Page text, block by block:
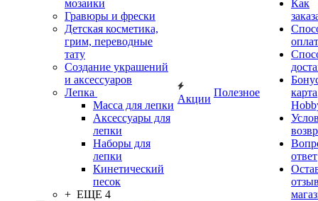
мозаики
Гравюры и фрески
Детская косметика,
грим, переводные
тату
Создание украшений
и аксессуаров
Лепка
Масса для лепки
Аксессуары для
лепки
Наборы для
лепки
Кинетический
песок
+ ЕЩЕ 4
Акции
Полезное
Как
карта
ответ